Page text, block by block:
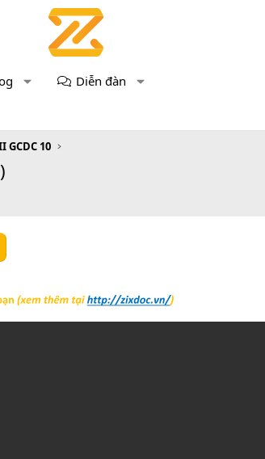
Diễn đàn
10